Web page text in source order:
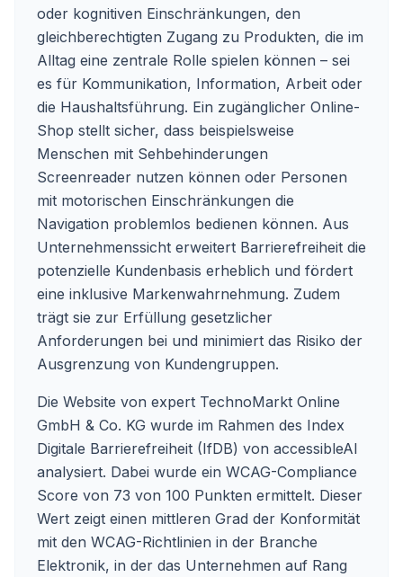
oder kognitiven Einschränkungen, den
gleichberechtigten Zugang zu Produkten, die im
Alltag eine zentrale Rolle spielen können – sei
es für Kommunikation, Information, Arbeit oder
die Haushaltsführung. Ein zugänglicher Online-
Shop stellt sicher, dass beispielsweise
Menschen mit Sehbehinderungen
Screenreader nutzen können oder Personen
mit motorischen Einschränkungen die
Navigation problemlos bedienen können. Aus
Unternehmenssicht erweitert Barrierefreiheit die
potenzielle Kundenbasis erheblich und fördert
eine inklusive Markenwahrnehmung. Zudem
trägt sie zur Erfüllung gesetzlicher
Anforderungen bei und minimiert das Risiko der
Ausgrenzung von Kundengruppen.
Die Website von expert TechnoMarkt Online
GmbH & Co. KG wurde im Rahmen des Index
Digitale Barrierefreiheit (IfDB) von accessibleAI
analysiert. Dabei wurde ein WCAG-Compliance
Score von 73 von 100 Punkten ermittelt. Dieser
Wert zeigt einen mittleren Grad der Konformität
mit den WCAG-Richtlinien in der Branche
Elektronik, in der das Unternehmen auf Rang